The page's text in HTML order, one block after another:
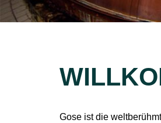
Gose ist die